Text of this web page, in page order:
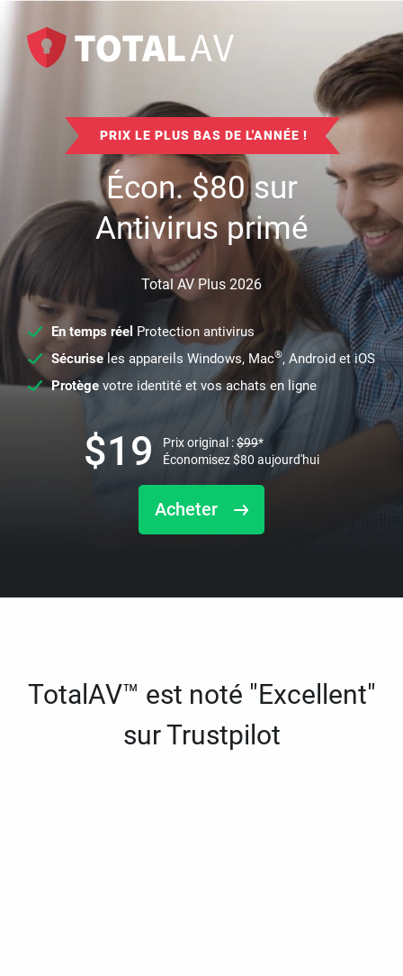
PRIX LE PLUS BAS DE L'ANNÉE !
Écon.$80sur
Antivirus primé
Total AV Plus 2026
En temps réel Protection antivirus
Sécuriseles appareils Windows, Mac®, Android et iOS
Protège votre identité et vos achats en ligne
Acheter
$19 Prix original :$99*
Économisez$80 aujourd'hui
TotalAV™ est noté "Excellent"
sur Trustpilot